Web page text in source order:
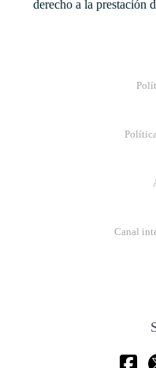
derecho a la prestación
Canal